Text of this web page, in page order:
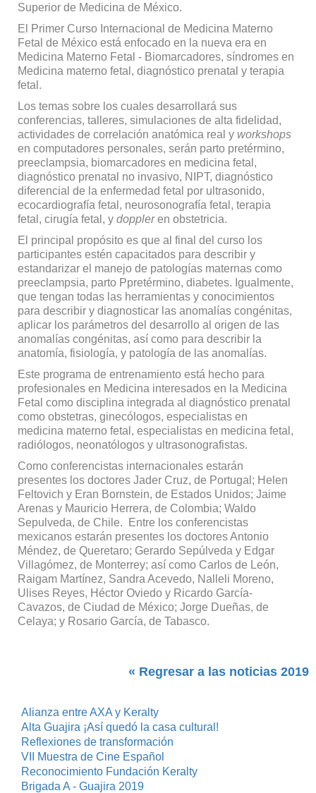
Superior de Medicina de México.
El Primer Curso Internacional de Medicina Materno
Fetal de México está enfocado en la nueva era en
Medicina Materno Fetal - Biomarcadores, síndromes en
Medicina materno fetal, diagnóstico prenatal y terapia
fetal.
Los temas sobre los cuales desarrollará sus
conferencias, talleres, simulaciones de alta fidelidad,
actividades de correlación anatómica real y workshops
en computadores personales, serán parto pretérmino,
preeclampsia, biomarcadores en medicina fetal,
diagnóstico prenatal no invasivo, NIPT, diagnóstico
diferencial de la enfermedad fetal por ultrasonido,
ecocardiografía fetal, neurosonografía fetal, terapia
fetal, cirugía fetal, y doppleren obstetricia.
El principal propósito es que al final del curso los
participantes estén capacitados para describir y
estandarizar el manejo de patologías maternas como
preeclampsia, parto Ppretérmino, diabetes. Igualmente,
que tengan todas las herramientas y conocimientos
para describir y diagnosticar las anomalías congénitas,
aplicar los parámetros del desarrollo al origen de las
anomalías congénitas, así como para describir la
anatomía, fisiología, y patología de las anomalías.
Este programa de entrenamiento está hecho para
profesionales en Medicina interesados en la Medicina
Fetal como disciplina integrada al diagnóstico prenatal
como obstetras, ginecólogos, especialistas en
medicina materno fetal, especialistas en medicina fetal,
radiólogos, neonatólogos y ultrasonografistas.
Como conferencistas internacionales estarán
presentes los doctores Jader Cruz, de Portugal; Helen
Feltovich y Eran Bornstein, de Estados Unidos; Jaime
Arenas y Mauricio Herrera, de Colombia; Waldo
Sepulveda, de Chile. Entre los conferencistas
mexicanos estarán presentes los doctores Antonio
Méndez, de Queretaro; Gerardo Sepúlveda y Edgar
Villagómez, de Monterrey; así como Carlos de León,
Raigam Martínez, Sandra Acevedo, Nalleli Moreno,
Ulises Reyes, Héctor Oviedo y Ricardo García-
Cavazos, de Ciudad de México; Jorge Dueñas, de
Celaya; y Rosario García, de Tabasco.
« Regresar a las noticias 2019
Alianza entre AXA y Keralty
Alta Guajira ¡Así quedó la casa cultural!
Reflexiones de transformación
VII Muestra de Cine Español
Reconocimiento Fundación Keralty
Brigada A - Guajira 2019